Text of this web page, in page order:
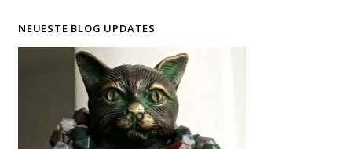
NEUESTE BLOG UPDATES